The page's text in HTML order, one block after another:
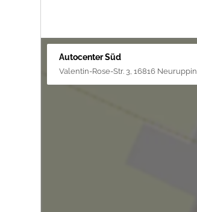
Autocenter Süd
Valentin-Rose-Str. 3, 16816 Neuruppin